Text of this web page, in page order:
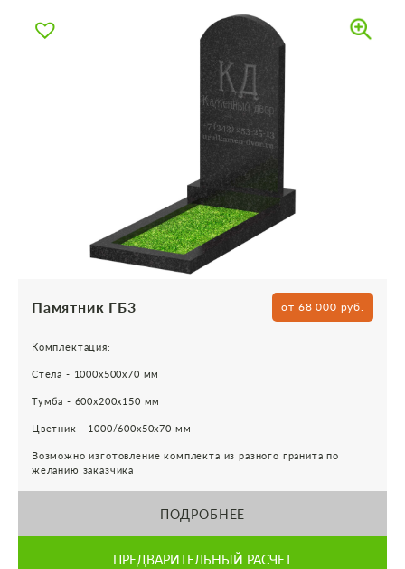
Памятник ГБ3 от 68 000 руб.
Комплектация:
Стела - 1000х500х70 мм
Тумба - 600х200х150 мм
Цветник - 1000/600х50х70 мм
Возможно изготовление комплекта из разного гранита по
желанию заказчика
ПОДРОБНЕЕ
ПРЕДВАРИТЕЛЬНЫЙ РАСЧЕТ